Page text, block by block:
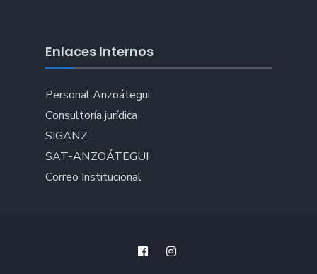
Enlaces Internos
Personal Anzoátegui
Consultoría jurídica
SIGANZ
SAT-ANZOÁTEGUI
Correo Institucional